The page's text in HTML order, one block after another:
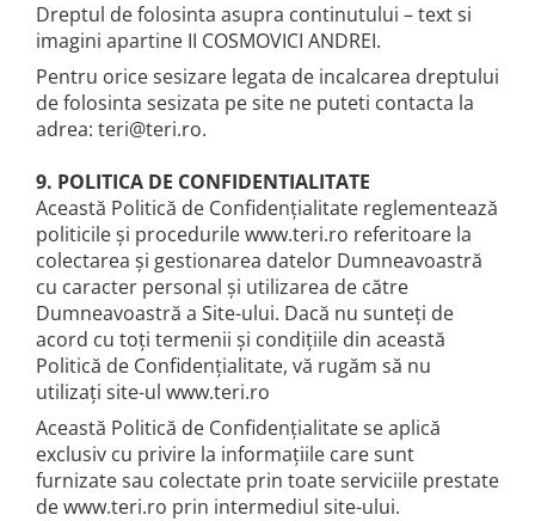
Dreptul de folosinta asupra continutului – text si
imagini apartine II COSMOVICI ANDREI.
Pentru orice sesizare legata de incalcarea dreptului
de folosinta sesizata pe site ne puteti contacta la
adrea: teri@teri.ro.
9. POLITICA DE CONFIDENTIALITATE
Această Politică de Confidențialitate reglementează
politicile și procedurile www.teri.ro referitoare la
colectarea și gestionarea datelor Dumneavoastră
cu caracter personal și utilizarea de către
Dumneavoastră a Site-ului. Dacă nu sunteți de
acord cu toți termenii și condițiile din această
Politică de Confidențialitate, vă rugăm să nu
utilizați site-ul www.teri.ro
Această Politică de Confidențialitate se aplică
exclusiv cu privire la informațiile care sunt
furnizate sau colectate prin toate serviciile prestate
de www.teri.ro prin intermediul site-ului.